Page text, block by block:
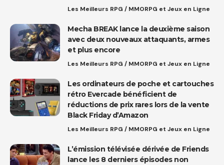
Les Meilleurs RPG / MMORPG et Jeux en Ligne
Mecha BREAK lance la deuxième saison
avec deux nouveaux attaquants, armes
et plus encore
Les Meilleurs RPG / MMORPG et Jeux en Ligne
Les ordinateurs de poche et cartouches
rétro Evercade bénéficient de
réductions de prix rares lors de la vente
Black Friday d’Amazon
Les Meilleurs RPG / MMORPG et Jeux en Ligne
L’émission télévisée dérivée de Friends
lance les 8 derniers épisodes non